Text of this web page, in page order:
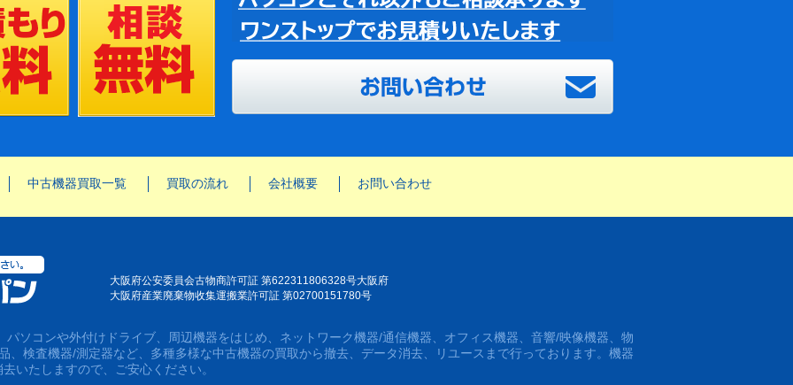
中古機器買取一覧 買取の流れ 会社概要 お問い合わせ
大阪府公安委員会古物商許可証 第622311806328号大阪府
大阪府産業廃棄物收集運搬業許可証 第02700151780号
ソコンや外付けドライブ、周辺機器をはじめ、ネットワーク機器/通信機器、オフィス機器、音響/映像機器、物
、検査機器/測定器など、多種多様な中古機器の買取から撤去、データ消去、リユースまで行っております。機器
いたしますので、ご安心ください。